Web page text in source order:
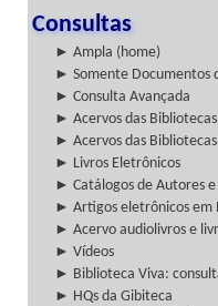
Consultas
► Ampla (home)
► Somente Documentos
► Consulta Avançada
► Acervos das Bibliotecas
► Acervos das
► Livros Eletrônicos
► Catálogos de Autores e
► Artigos eletrônicos em
► Acervo audiolivros e
► Vídeos
► Biblioteca Viva:
► HQs da Gibiteca